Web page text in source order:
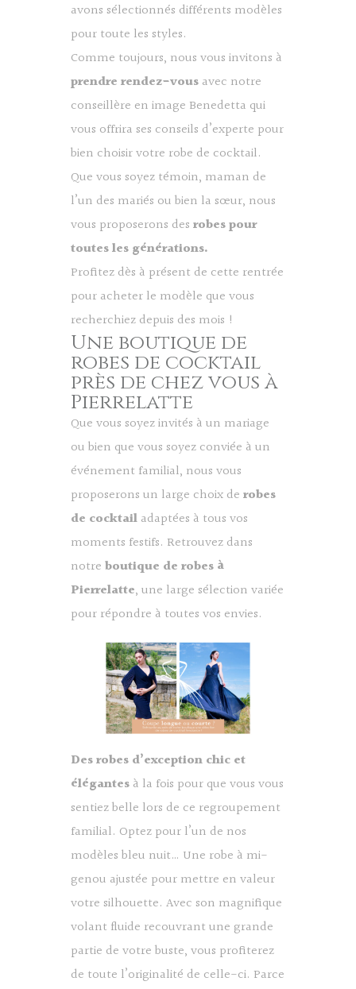
avons sélectionnés différents modèles
pour toute les styles.
Comme toujours, nous vous invitons à
prendre rendez-vous avec notre
conseillère en image Benedetta qui
vous offrira ses conseils d’experte pour
bien choisir votre robe de cocktail.
Que vous soyez témoin, maman de
l’un des mariés ou bien la sœur, nous
vous proposerons des robes pour
toutes les générations.
Profitez dès à présent de cette rentrée
pour acheter le modèle que vous
recherchiez depuis des mois !
Une boutique de
robes de cocktail
près de chez vous à
Pierrelatte
Que vous soyez invités à un mariage
ou bien que vous soyez conviée à un
événement familial, nous vous
proposerons un large choix de robes
de cocktail adaptées à tous vos
moments festifs. Retrouvez dans
notre boutique de robes à
Pierrelatte, une large sélection variée
pour répondre à toutes vos envies.
Des robes d’exception chic et
élégantes à la fois pour que vous vous
sentiez belle lors de ce regroupement
familial. Optez pour l’un de nos
modèles bleu nuit… Une robe à mi-
genou ajustée pour mettre en valeur
votre silhouette. Avec son magnifique
volant fluide recouvrant une grande
partie de votre buste, vous profiterez
de toute l’originalité de celle-ci. Parce